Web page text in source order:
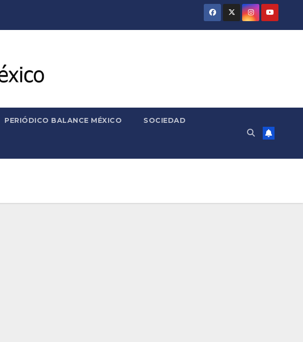
PERIÓDICO BALANCE MÉXICO SOCIEDAD